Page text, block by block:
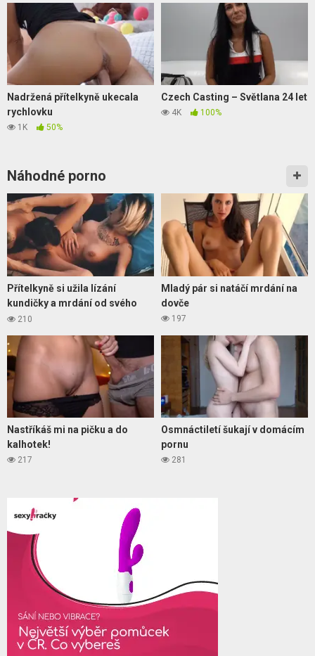
Nadržená přítelkyně ukecala
rychlovku
1K 50%
Czech Casting – Světlana 24 let
4K 100%
Náhodné porno
Přítelkyně si užila lízání
kundičky a mrdání od svého
nového kluka
210
Mladý pár si natáčí mrdání na
dovče
197
Nastříkáš mi na pičku a do
kalhotek!
217
Osmnáctiletí šukají v domácím
pornu
281